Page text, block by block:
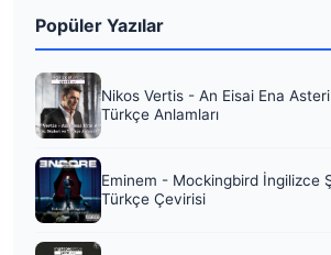
Popüler Yazılar
Nikos Vertis - An Eisai Ena
Türkçe Anlamları
Eminem - Mockingbird İngilizce
Türkçe Çevirisi